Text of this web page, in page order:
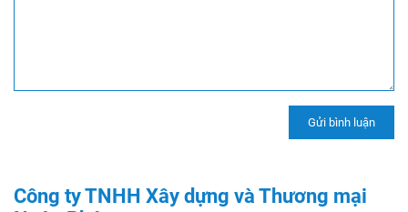
Công ty TNHH Xây dựng và Thương mại